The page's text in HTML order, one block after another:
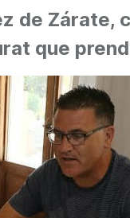
de Zárate,
que